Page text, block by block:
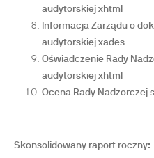
audytorskiej xhtml
Informacja Zarządu o
audytorskiej xades
Oświadczenie Rady
audytorskiej xhtml
Ocena Rady Nadzorczej
Skonsolidowany raport roczny: